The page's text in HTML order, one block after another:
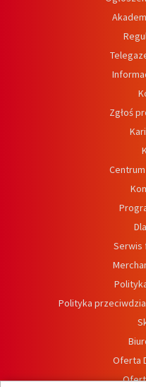
Zgłoś
Serwis
Polityka
Oferta